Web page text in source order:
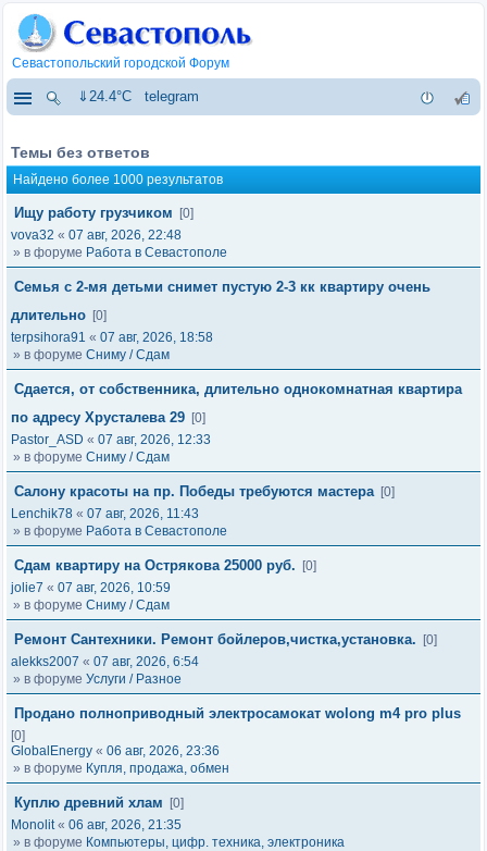
Севастопольский городской Форум
⇓24.4°C telegram
Темы без ответов
Найдено более 1000 результатов
Ищу работу грузчиком
[0]
vova32 « 07 авг, 2026, 22:48
» в форуме Работа в Севастополе
Семья с 2-мя детьми снимет пустую 2-3 кк квартиру очень
длительно [0]
terpsihora91 « 07 авг, 2026, 18:58
» в форуме Сниму / Сдам
Сдается, от собственника, длительно однокомнатная квартира
по адресу Хрусталева 29 [0]
Pastor_ASD « 07 авг, 2026, 12:33
» в форуме Сниму / Сдам
Салону красоты на пр. Победы требуются мастера [0]
Lenchik78 « 07 авг, 2026, 11:43
» в форуме Работа в Севастополе
Сдам квартиру на Острякова 25000 руб.
[0]
jolie7 « 07 авг, 2026, 10:59
» в форуме Сниму / Сдам
Ремонт Сантехники. Ремонт бойлеров,чистка,установка.
[0]
alekks2007 « 07 авг, 2026, 6:54
» в форуме Услуги / Разное
Продано полноприводный электросамокат wolong m4 pro plus
[0]
GlobalEnergy « 06 авг, 2026, 23:36
» в форуме Купля, продажа, обмен
Куплю древний хлам
[0]
Monolit« 06 авг, 2026, 21:35
» в форуме Компьютеры, цифр. техника, электроника